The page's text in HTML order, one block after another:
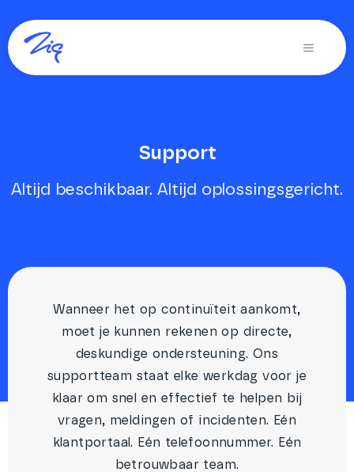
naar
inhoud
Toggle
Support
Altijd beschikbaar. Altijd oplossingsgericht.
Wanneer het op continuïteit aankomt,
moet je kunnen rekenen op directe,
deskundige ondersteuning. Ons
supportteam staat elke werkdag voor je
klaar om snel en effectief te helpen bij
vragen, meldingen of incidenten. Eén
klantportaal. Eén telefoonnummer. Eén
betrouwbaar team.